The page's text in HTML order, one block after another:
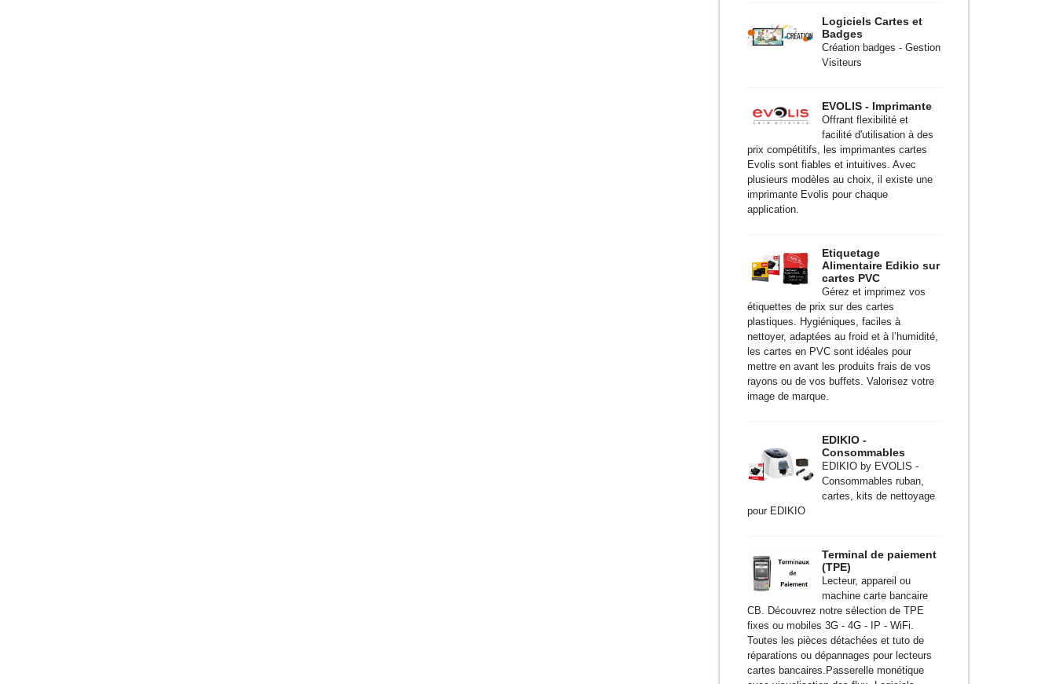
Logiciels Cartes et
Badges
Création badges - Gestion
Visiteurs
EVOLIS - Imprimante
Offrant flexibilité et
facilité d'utilisation à des
prix compétitifs, les imprimantes cartes
Evolis sont fiables et intuitives. Avec
plusieurs modèles au choix, il existe une
imprimante Evolis pour chaque
application.
Etiquetage
Alimentaire Edikio sur
cartes PVC
Gérez et imprimez vos
étiquettes de prix sur des cartes
plastiques. Hygiéniques, faciles à
nettoyer, adaptées au froid et à l’humidité,
les cartes en PVC sont idéales pour
mettre en avant les produits frais de vos
rayons ou de vos buffets. Valorisez votre
image de marque.
EDIKIO -
Consommables
EDIKIO by EVOLIS -
Consommables ruban,
cartes, kits de nettoyage
pour EDIKIO
Terminal de paiement
(TPE)
Lecteur, appareil ou
machine carte bancaire
CB. Découvrez notre sélection de TPE
fixes ou mobiles 3G - 4G - IP - WiFi.
Toutes les pièces détachées et tuto de
réparations ou dépannages pour lecteurs
cartes bancaires.Passerelle monétique